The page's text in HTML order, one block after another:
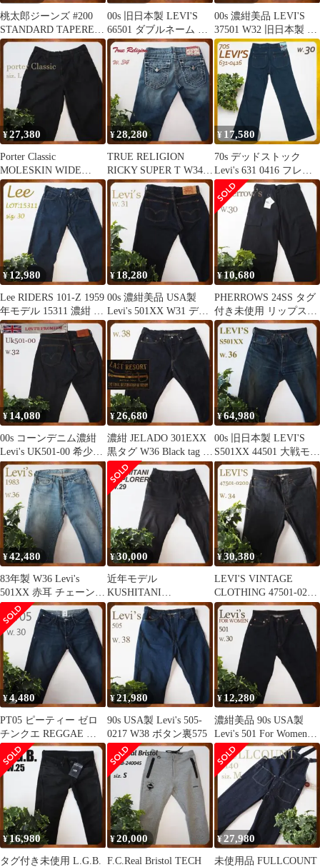
桃太郎ジーンズ #200
STANDARD TAPERED
14.7oz w33
00s 旧日本製 LEVI'S
66501 ダブルネーム グ
ランジ加工 W34
00s 濃紺美品 LEVI'S
37501 W32 旧日本製 オ
ールド復刻
¥27,380
Porter Classic
MOLESKIN WIDE
PANTS Lサイズ
¥28,280
TRUE RELIGION
RICKY SUPER T W34
極太白ステッチ
¥ 17,580
70s デッドストック
Levi's 631 0416 フレア
デニムパンツ 30
¥12,980
Lee RIDERS 101-Z 1959
年モデル 15311 濃紺 ラ
イダース
¥18,280
00s 濃紺美品 USA製
Levi's 501XX W31 デニ
ムパンツ
¥ 10,680
PHERROWS 24SS タグ
付き未使用 リップスト
ップファティーグパン
ツ
¥14,080
00s コーンデニム濃紺
Levi's UK501-00 希少モ
デル W32
¥26,680
濃紺 JELADO 301EXX
黒タグ W36 Black tag 美
品
¥64,980
00s 旧日本製 LEVI'S
S501XX 44501 大戦モデ
ル W36
¥42,480
83年製 W36 Levi's
501XX 赤耳 チェーンス
テッチ ハチマル
¥30,000
近年モデル
KUSHITANI
EXPLORER JEANS EX-
1220M
¥30,380
LEVI'S VINTAGE
CLOTHING 47501-0200
W34
¥4,480
PT05 ピーティー ゼロ
チンクエ REGGAE レ
ゲエ クロップドデニム
¥21,980
90s USA製 Levi's 505-
0217 W38 ボタン裏575
¥12,280
濃紺美品 90s USA製
Levi's 501 For Women
W30
¥16,980
タグ付き未使用 L.G.B.
¥20,000
F.C.Real Bristol TECH
¥27,980
未使用品 FULLCOUNT